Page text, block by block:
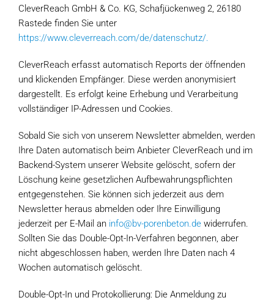
CleverReach GmbH & Co. KG, Schafjückenweg 2, 26180
Rastede finden Sie unter
https://www.cleverreach.com/de/datenschutz/.
CleverReach erfasst automatisch Reports der öffnenden
und klickenden Empfänger. Diese werden anonymisiert
dargestellt. Es erfolgt keine Erhebung und Verarbeitung
vollständiger IP-Adressen und Cookies.
Sobald Sie sich von unserem Newsletter abmelden, werden
Ihre Daten automatisch beim Anbieter CleverReach und im
Backend-System unserer Website gelöscht, sofern der
Löschung keine gesetzlichen Aufbewahrungspflichten
entgegenstehen. Sie können sich jederzeit aus dem
Newsletter heraus abmelden oder Ihre Einwilligung
jederzeit per E-Mail an info@bv-porenbeton.de widerrufen.
Sollten Sie das Double-Opt-In-Verfahren begonnen, aber
nicht abgeschlossen haben, werden Ihre Daten nach 4
Wochen automatisch gelöscht.
Double-Opt-In und Protokollierung: Die Anmeldung zu